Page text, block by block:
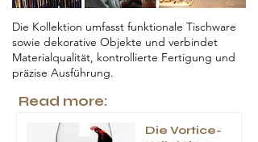
Die Kollektion umfasst funktionale Tischware
sowie dekorative Objekte und verbindet
Materialqualität, kontrollierte Fertigung und
präzise Ausführung.
Read more:
Die Vortice-